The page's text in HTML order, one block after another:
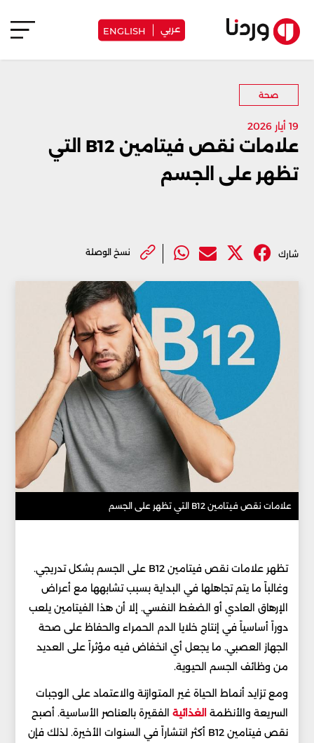
عربي ENGLISH
صحة
19 أيار 2026
علامات نقص فيتامين B12 التي
تظهر على الجسم
شارك نسخ الوصلة
علامات نقص فيتامين B12 التي تظهر على الجسم
تظهر علامات نقص فيتامين B12 على الجسم بشكل تدريجي.
وغالباً ما يتم تجاهلها في البداية بسبب تشابهها مع أعراض
الإرهاق العادي أو الضغط النفسي. إلا أن هذا الفيتامين يلعب
دوراً أساسياً في إنتاج خلايا الدم الحمراء والحفاظ على صحة
الجهاز العصبي. ما يجعل أي انخفاض فيه مؤثراً على العديد
من وظائف الجسم الحيوية.
ومع تزايد أنماط الحياة غير المتوازنة والاعتماد على الوجبات
السريعة والأنظمة الغذائية الفقيرة بالعناصر الأساسية. أصبح
نقص فيتامين B12 أكثر انتشاراً في السنوات الأخيرة. لذلك فإن